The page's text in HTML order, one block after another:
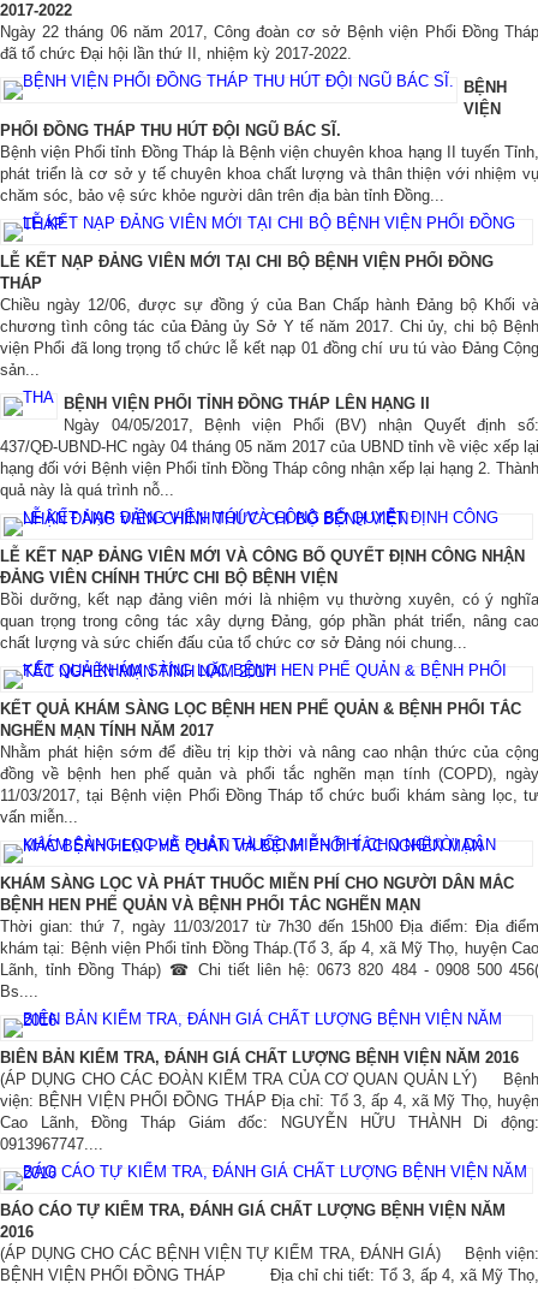
2017-2022
Ngày 22 tháng 06 năm 2017, Công đoàn cơ sở Bệnh viện Phổi Đồng Tháp
đã tổ chức Đại hội lần thứ II, nhiệm kỳ 2017-2022.
BỆNH
VIỆN
PHỔI ĐỒNG THÁP THU HÚT ĐỘI NGŨ BÁC SĨ.
Bệnh viện Phổi tỉnh Đồng Tháp là Bệnh viện chuyên khoa hạng II tuyến Tỉnh,
phát triển là cơ sở y tế chuyên khoa chất lượng và thân thiện với nhiệm vụ
chăm sóc, bảo vệ sức khỏe người dân trên địa bàn tỉnh Đồng...
LỄ KẾT NẠP ĐẢNG VIÊN MỚI TẠI CHI BỘ BỆNH VIỆN PHỔI ĐỒNG
THÁP
Chiều ngày 12/06, được sự đồng ý của Ban Chấp hành Đảng bộ Khối và
chương tình công tác của Đảng ủy Sở Y tế năm 2017. Chi ủy, chi bộ Bệnh
viện Phổi đã long trọng tổ chức lễ kết nạp 01 đồng chí ưu tú vào Đảng Cộng
sản...
BỆNH VIỆN PHỔI TỈNH ĐỒNG THÁP LÊN HẠNG II
Ngày 04/05/2017, Bệnh viện Phổi (BV) nhận Quyết định số:
437/QĐ-UBND-HC ngày 04 tháng 05 năm 2017 của UBND tỉnh về việc xếp lại
hạng đối với Bệnh viện Phổi tỉnh Đồng Tháp công nhận xếp lại hạng 2. Thành
quả này là quá trình nỗ...
LỄ KẾT NẠP ĐẢNG VIÊN MỚI VÀ CÔNG BỐ QUYẾT ĐỊNH CÔNG NHẬN
ĐẢNG VIÊN CHÍNH THỨC CHI BỘ BỆNH VIỆN
Bồi dưỡng, kết nạp đảng viên mới là nhiệm vụ thường xuyên, có ý nghĩa
quan trọng trong công tác xây dựng Đảng, góp phần phát triển, nâng cao
chất lượng và sức chiến đấu của tổ chức cơ sở Đảng nói chung...
KẾT QUẢ KHÁM SÀNG LỌC BỆNH HEN PHẾ QUẢN & BỆNH PHỔI TẮC
NGHẼN MẠN TÍNH NĂM 2017
Nhằm phát hiện sớm để điều trị kịp thời và nâng cao nhận thức của cộng
đồng về bệnh hen phế quản và phổi tắc nghẽn mạn tính (COPD), ngày
11/03/2017, tại Bệnh viện Phổi Đồng Tháp tổ chức buổi khám sàng lọc, tư
vấn miễn...
KHÁM SÀNG LỌC VÀ PHÁT THUỐC MIỄN PHÍ CHO NGƯỜI DÂN MẮC
BỆNH HEN PHẾ QUẢN VÀ BỆNH PHỔI TẮC NGHẼN MẠN
Thời gian: thứ 7, ngày 11/03/2017 từ 7h30 đến 15h00 Địa điểm: Địa điểm
khám tại: Bệnh viện Phổi tỉnh Đồng Tháp.(Tổ 3, ấp 4, xã Mỹ Thọ, huyện Cao
Lãnh, tỉnh Đồng Tháp) ☎ Chi tiết liên hệ: 0673 820 484 - 0908 500 456(
Bs....
BIÊN BẢN KIỂM TRA, ĐÁNH GIÁ CHẤT LƯỢNG BỆNH VIỆN NĂM 2016
(ÁP DỤNG CHO CÁC ĐOÀN KIỂM TRA CỦA CƠ QUAN QUẢN LÝ) Bệnh
viện: BỆNH VIỆN PHỔI ĐỒNG THÁP Địa chỉ: Tổ 3, ấp 4, xã Mỹ Thọ, huyện
Cao Lãnh, Đồng Tháp Giám đốc: NGUYỄN HỮU THÀNH Di động:
0913967747....
BÁO CÁO TỰ KIỂM TRA, ĐÁNH GIÁ CHẤT LƯỢNG BỆNH VIỆN NĂM
2016
(ÁP DỤNG CHO CÁC BỆNH VIỆN TỰ KIỂM TRA, ĐÁNH GIÁ) Bệnh viện:
BỆNH VIỆN PHỔI ĐỒNG THÁP Địa chỉ chi tiết: Tổ 3, ấp 4, xã Mỹ Thọ,